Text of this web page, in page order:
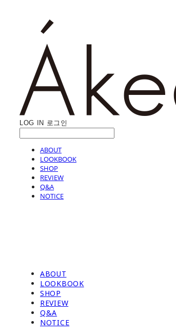
LOG IN 로그인
ABOUT
LOOKBOOK
SHOP
REVIEW
Q&A
NOTICE
ABOUT
LOOKBOOK
SHOP
REVIEW
Q&A
NOTICE